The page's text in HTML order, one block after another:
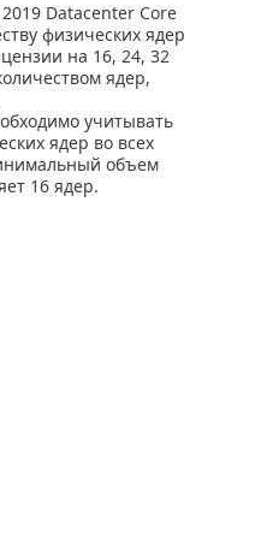
Datacenter Core
физических ядер
на 16, 24, 32
ядер,
учитывать
ядер во всех
объем
16 ядер.